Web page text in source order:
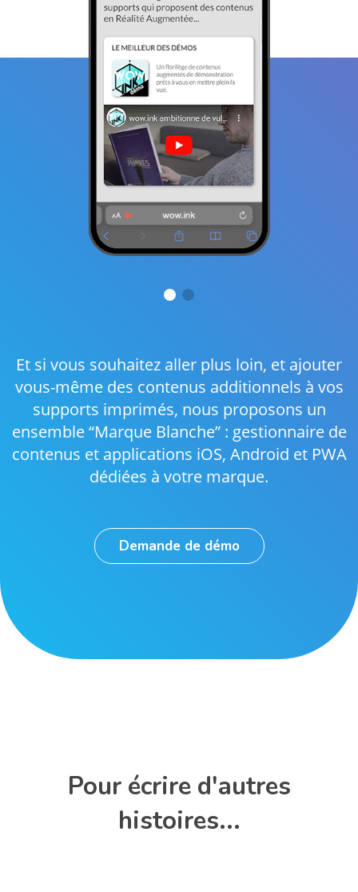
Et si vous souhaitez aller plus loin, et ajouter
vous-même des contenus additionnels à vos
supports imprimés, nous proposons un
ensemble “Marque Blanche” : gestionnaire de
contenus et applications iOS, Android et PWA
dédiées à votre marque.
Demande de démo
Pour écrire d'autres
histoires...